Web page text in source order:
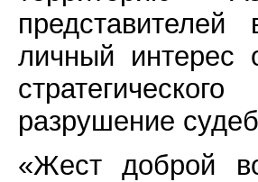
личный интерес
разрушение
«Жест доброй